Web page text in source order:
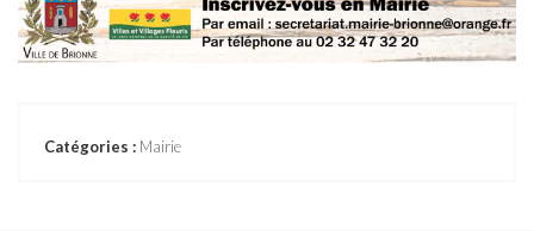
Catégories : Mairie